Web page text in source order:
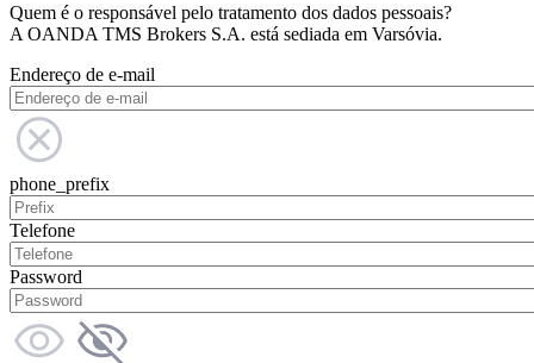
Quem é o responsável pelo tratamento dos dados pessoais?
A OANDA TMS Brokers S.A. está sediada em Varsóvia.
Endereço de e-mail
phone_prefix
Telefone
Password